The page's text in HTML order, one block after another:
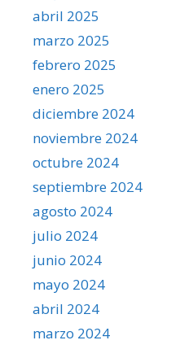
abril 2025
marzo 2025
febrero 2025
enero 2025
diciembre 2024
noviembre 2024
octubre 2024
septiembre 2024
agosto 2024
julio 2024
junio 2024
mayo 2024
abril 2024
marzo 2024